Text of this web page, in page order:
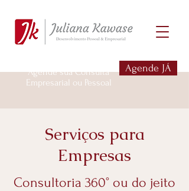
Agende sua Consulta
Empresarial ou Pessoal
Agende JÁ
Serviços para
Empresas
Consultoria 360° ou do jeito